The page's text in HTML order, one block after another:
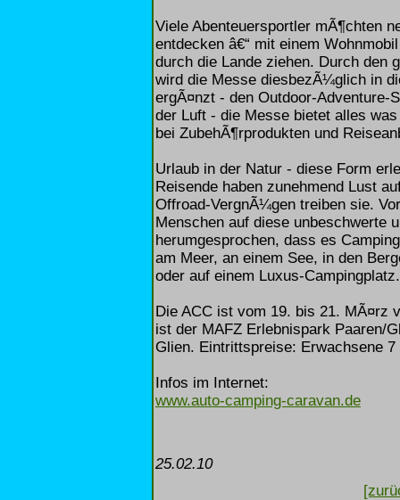
Viele Abenteuersportler mÃ¶chten
entdecken â€“ mit einem
durch die Lande ziehen. Durch den
wird die Messe diesbezÃ¼glich in
ergÃ¤nzt - den Outdoor-Adventure-
der Luft - die Messe bietet alles
bei ZubehÃ¶rprodukten und
Urlaub in der Natur - diese Form
Reisende haben zunehmend Lust
Offroad-VergnÃ¼gen treiben sie.
Menschen auf diese unbeschwerte
herumgesprochen, dass es
am Meer, an einem See, in den
oder auf einem Luxus-Campingplatz.
Die ACC ist vom 19. bis 21. MÃ¤rz
ist der MAFZ Erlebnispark Paaren/
Glien. Eintrittspreise: Erwachsene
Infos im Internet:
www.auto-camping-caravan.de
25.02.10